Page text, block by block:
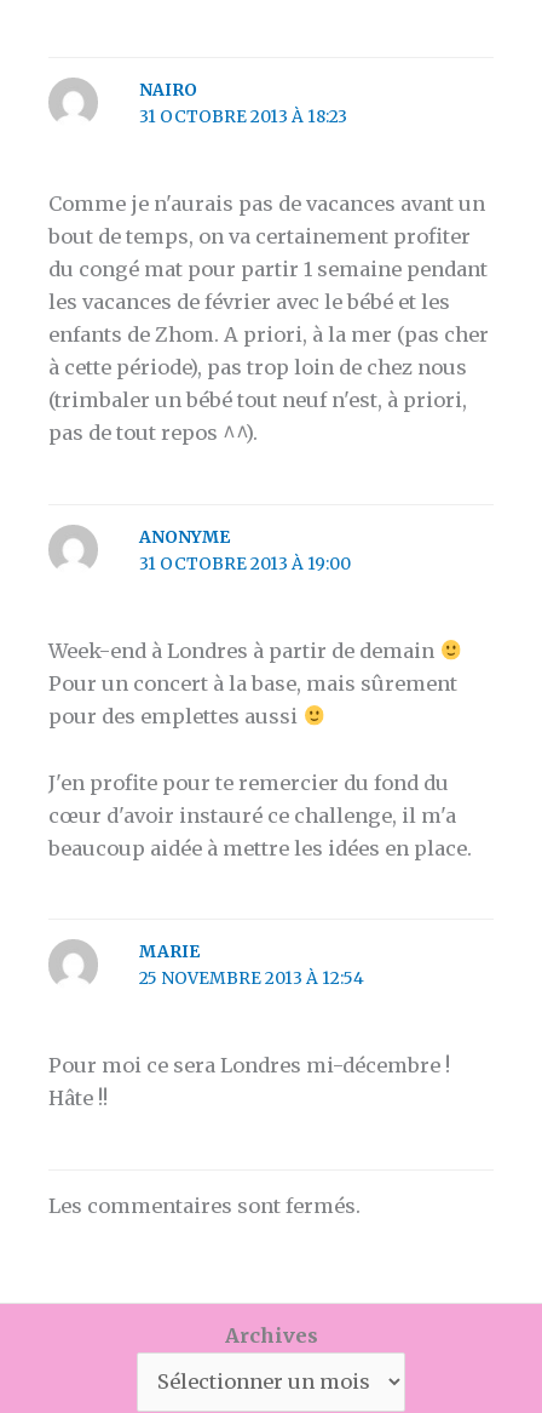
NAIRO
31 OCTOBRE 2013 À 18:23
Comme je n'aurais pas de vacances avant un
bout de temps, on va certainement profiter
du congé mat pour partir 1 semaine pendant
les vacances de février avec le bébé et les
enfants de Zhom. A priori, à la mer (pas cher
à cette période), pas trop loin de chez nous
(trimbaler un bébé tout neuf n'est, à priori,
pas de tout repos ^^).
ANONYME
31 OCTOBRE 2013 À 19:00
Week-end à Londres à partir de demain
Pour un concert à la base, mais sûrement
pour des emplettes aussi
J'en profite pour te remercier du fond du
cœur d'avoir instauré ce challenge, il m'a
beaucoup aidée à mettre les idées en place.
MARIE
25 NOVEMBRE 2013 À 12:54
Pour moi ce sera Londres mi-décembre !
Hâte !!
Les commentaires sont fermés.
Archives